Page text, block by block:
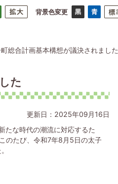
背景色変更
総合計画基本構想が議決されました
た
更新日：2025年09月16日
たな時代の潮流に対応するた
のたび、令和7年8月5日の太子